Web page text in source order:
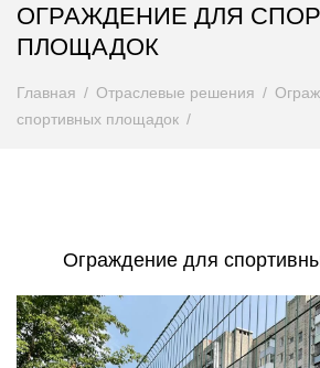
ОГРАЖДЕНИЕ ДЛЯ
ПЛОЩАДОК
Главная Отраслевые решения
спортивных площадок
Ограждение для